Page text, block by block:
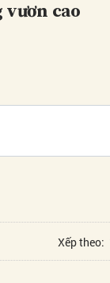
vươn cao
Xếp theo: